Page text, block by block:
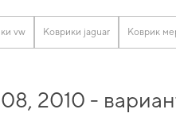
vw Коврики jaguar Коврик
2010 -